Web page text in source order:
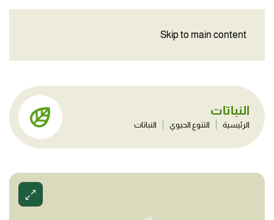
Skip to main content
النباتات
الرئيسية التنوع الحيوي النباتات